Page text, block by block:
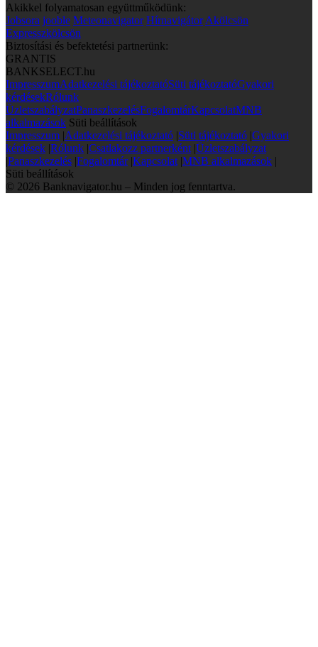
Akikkel folyamatosan együttműködünk:
Jobsora jooble Meteonavigator Hírnavigátor Akölcsön
Expresszkölcsön
Biztosítási és befektetési partnerünk:
GRANTIS
BANKSELECT.hu
ImpresszumAdatkezelési tájékoztatóSüti tájékoztatóGyakori
kérdésekRólunk
ÜzletszabályzatPanaszkezelésFogalomtárKapcsolatMNB
alkalmazások Süti beállítások
Impresszum |Adatkezelési tájékoztató |Süti tájékoztató |Gyakori
kérdések |Rólunk |Csatlakozz partnerként |Üzletszabályzat
|Panaszkezelés |Fogalomtár |Kapcsolat |MNB alkalmazások |
Süti beállítások
© 2026 Banknavigator.hu – Minden jog fenntartva.